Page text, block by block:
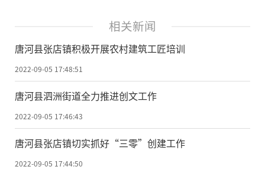
相关新闻
唐河县张店镇积极开展农村建筑工匠培训
2022-09-05 17:48:51
唐河县泗洲街道全力推进创文工作
2022-09-05 17:46:43
唐河县张店镇切实抓好“三零”创建工作
2022-09-05 17:44:50